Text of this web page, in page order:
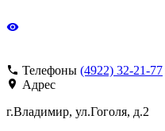
Телефоны (4922) 32-21-77
Адрес
г.Владимир, ул.Гоголя, д.2